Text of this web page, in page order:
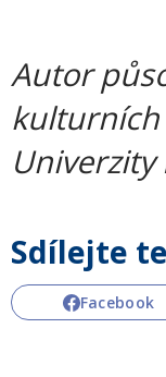
Autor
kulturních
Univerzity
Sdílejte
Facebook